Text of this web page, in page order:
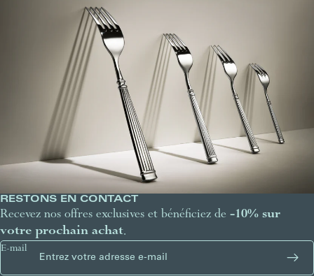
RESTONS EN CONTACT
Recevez nos offres exclusives et bénéficiez de -10% sur
votre prochain achat.
E-mail